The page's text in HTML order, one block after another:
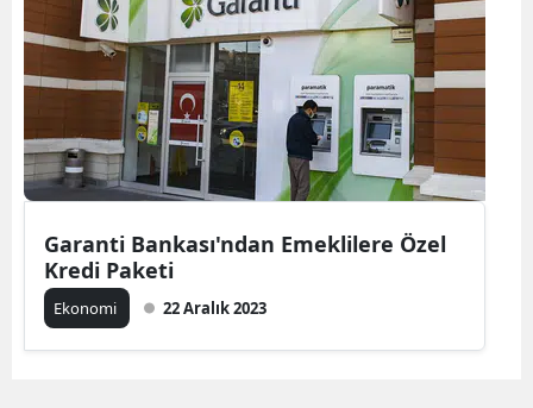
Muğla
Muş
Nevşehir
Niğde
Garanti Bankası'ndan Emeklilere Özel
Kredi Paketi
Ekonomi 22 Aralık 2023